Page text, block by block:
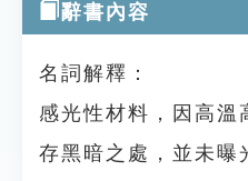
辭書內容
名詞解釋：
感光性材料，因高溫
存黑暗之處，並未曝